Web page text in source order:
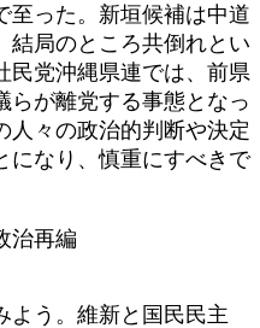
至った。新垣候補は中道
結局のところ共倒れとい
民党沖縄県連では、前県
らが離党する事態となっ
人々の政治的判断や決定
になり、慎重にすべきで
治再編
う。維新と国民民主